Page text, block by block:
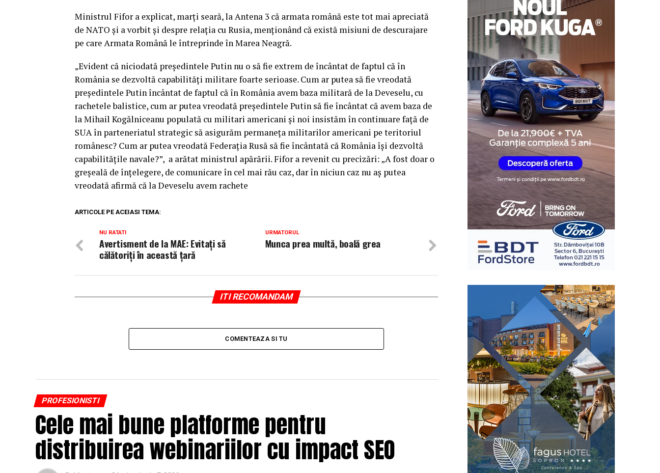
Ministrul Fifor a explicat, marţi seară, la Antena 3 că armata română este tot mai apreciată
de NATO şi a vorbit şi despre relaţia cu Rusia, menţionând că există misiuni de descurajare
pe care Armata Română le întreprinde în Marea Neagră.
„Evident că niciodată preşedintele Putin nu o să fie extrem de încântat de faptul că în
România se dezvoltă capabilităţi militare foarte serioase. Cum ar putea să fie vreodată
preşedintele Putin încântat de faptul că în România avem baza militară de la Deveselu, cu
rachetele balistice, cum ar putea vreodată preşedintele Putin să fie încântat că avem baza de
la Mihail Kogălniceanu populată cu militari americani şi noi insistăm în continuare faţă de
SUA în parteneriatul strategic să asigurăm permaneţa militarilor americani pe teritoriul
românesc? Cum ar putea vreodată Federaţia Rusă să fie încântată că România îşi dezvoltă
capabilităţile navale?”, a arătat ministrul apărării. Fifor a revenit cu precizări: „A fost doar o
greşeală de înţelegere, de comunicare în cel mai rău caz, dar în niciun caz nu aş putea
vreodată afirmă că la Deveselu avem rachete
ARTICOLE PE ACEIASI TEMA:
URMATORUL
Munca prea multă, boală grea
NU RATATI
Avertisment de la MAE: Evitaţi să
călătoriţi în această ţară
ITI RECOMANDAM
COMENTEAZA SI TU
PROFESIONISTI
Cele mai bune platforme pentru
distribuirea webinariilor cu impact SEO